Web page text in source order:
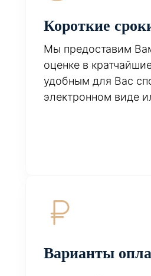
Короткие
Мы предоставим
оценке в
удобным для Вас
электронном виде
Варианты